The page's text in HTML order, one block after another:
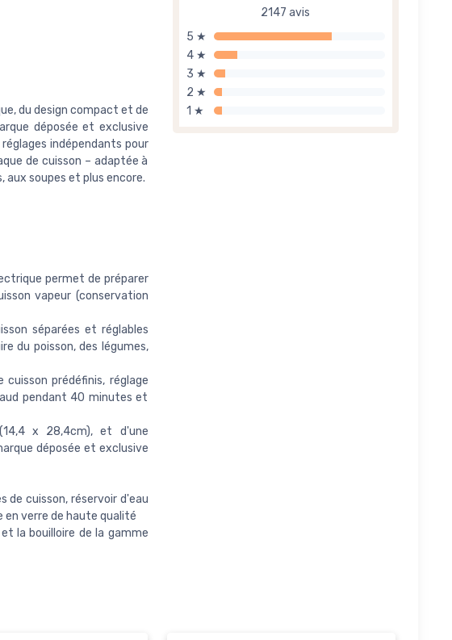
2147 avis
5 ★
4 ★
3 ★
2 ★
1 ★
du design compact et de
déposée et exclusive
indépendants pour
de cuisson – adaptée à
aux soupes et plus encore.
permet de préparer
vapeur (conservation
séparées et réglables
du poisson, des légumes,
cuisson prédéfinis, réglage
pendant 40 minutes et
(14,4 x 28,4cm), et d'une
déposée et exclusive
de cuisson, réservoir d'eau
en verre de haute qualité
et la bouilloire de la gamme